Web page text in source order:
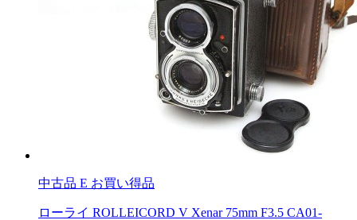
中古品 E お買い得品
ローライ ROLLEICORD V Xenar 75mm F3.5 CA01-